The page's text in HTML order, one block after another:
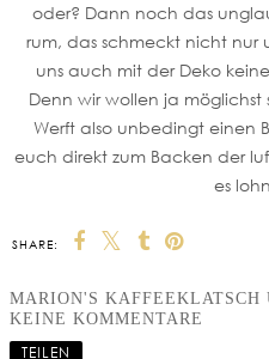
oder? Dann noch das
rum, das schmeckt nicht nur
uns auch mit der Deko
Denn wir wollen ja möglichst
Werft also unbedingt einen
euch direkt zum Backen der
es
SHARE:
MARION'S KAFFEEKLATSCH
KEINE KOMMENTARE
TEILEN